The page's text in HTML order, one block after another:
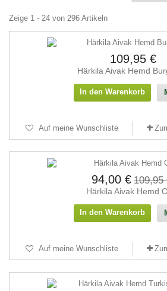
Zeige 1 - 24 von 296 Artikeln
109,95 €
Härkila Aivak Hemd
In den Warenkorb
Auf meine Wunschliste
94,00 € 109,95
Härkila Aivak Hemd
In den Warenkorb
Auf meine Wunschliste